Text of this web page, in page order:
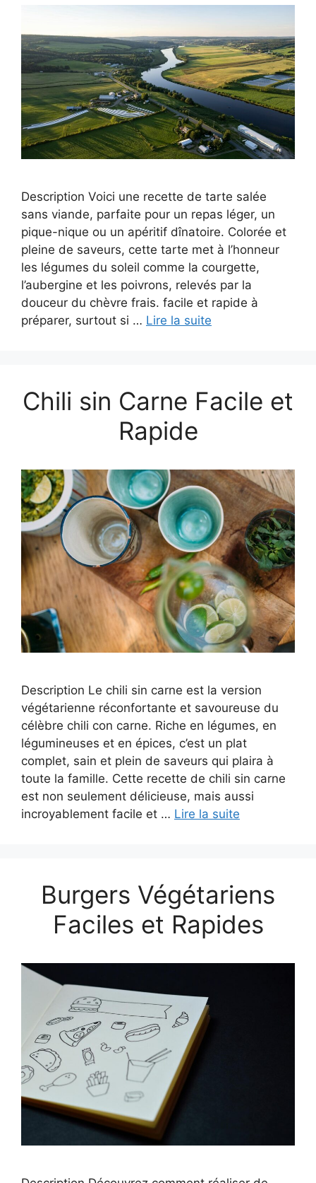
Description Voici une recette de tarte salée
sans viande, parfaite pour un repas léger, un
pique-nique ou un apéritif dînatoire. Colorée et
pleine de saveurs, cette tarte met à l’honneur
les légumes du soleil comme la courgette,
l’aubergine et les poivrons, relevés par la
douceur du chèvre frais. facile et rapide à
préparer, surtout si … Lire la suite
Chili sin Carne Facile et
Rapide
Description Le chili sin carne est la version
végétarienne réconfortante et savoureuse du
célèbre chili con carne. Riche en légumes, en
légumineuses et en épices, c’est un plat
complet, sain et plein de saveurs qui plaira à
toute la famille. Cette recette de chili sin carne
est non seulement délicieuse, mais aussi
incroyablement facile et … Lire la suite
Burgers Végétariens
Faciles et Rapides